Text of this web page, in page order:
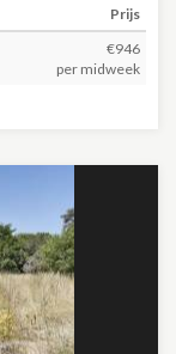
Prijs
€946
per midweek